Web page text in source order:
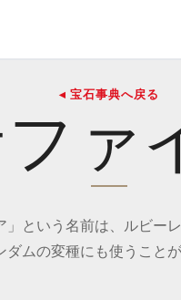
◂ 宝石事典へ戻る
ァ
」という名前は、ルビー
ダムの変種にも使うことが